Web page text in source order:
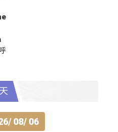
08/ 06